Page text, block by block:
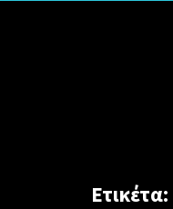
Ετικέτα: